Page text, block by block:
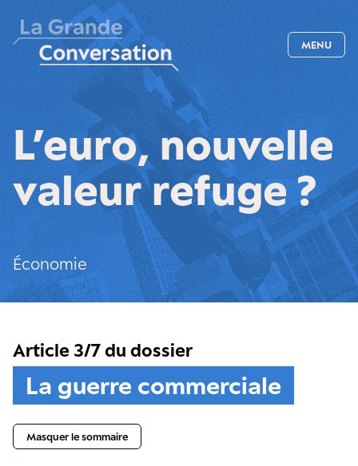
MENU
L’euro, nouvelle
valeur refuge ?
Économie
Article 3/7 du dossier
La guerre commerciale
Masquer le sommaire